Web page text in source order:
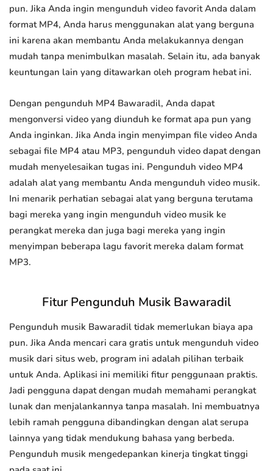
pun. Jika Anda ingin mengunduh video favorit Anda dalam
format MP4, Anda harus menggunakan alat yang berguna
ini karena akan membantu Anda melakukannya dengan
mudah tanpa menimbulkan masalah. Selain itu, ada banyak
keuntungan lain yang ditawarkan oleh program hebat ini.
Dengan pengunduh MP4 Bawaradil, Anda dapat
mengonversi video yang diunduh ke format apa pun yang
Anda inginkan. Jika Anda ingin menyimpan file video Anda
sebagai file MP4 atau MP3, pengunduh video dapat dengan
mudah menyelesaikan tugas ini. Pengunduh video MP4
adalah alat yang membantu Anda mengunduh video musik.
Ini menarik perhatian sebagai alat yang berguna terutama
bagi mereka yang ingin mengunduh video musik ke
perangkat mereka dan juga bagi mereka yang ingin
menyimpan beberapa lagu favorit mereka dalam format
MP3.
Fitur Pengunduh Musik Bawaradil
Pengunduh musik Bawaradil tidak memerlukan biaya apa
pun. Jika Anda mencari cara gratis untuk mengunduh video
musik dari situs web, program ini adalah pilihan terbaik
untuk Anda. Aplikasi ini memiliki fitur penggunaan praktis.
Jadi pengguna dapat dengan mudah memahami perangkat
lunak dan menjalankannya tanpa masalah. Ini membuatnya
lebih ramah pengguna dibandingkan dengan alat serupa
lainnya yang tidak mendukung bahasa yang berbeda.
Pengunduh musik mengedepankan kinerja tingkat tinggi